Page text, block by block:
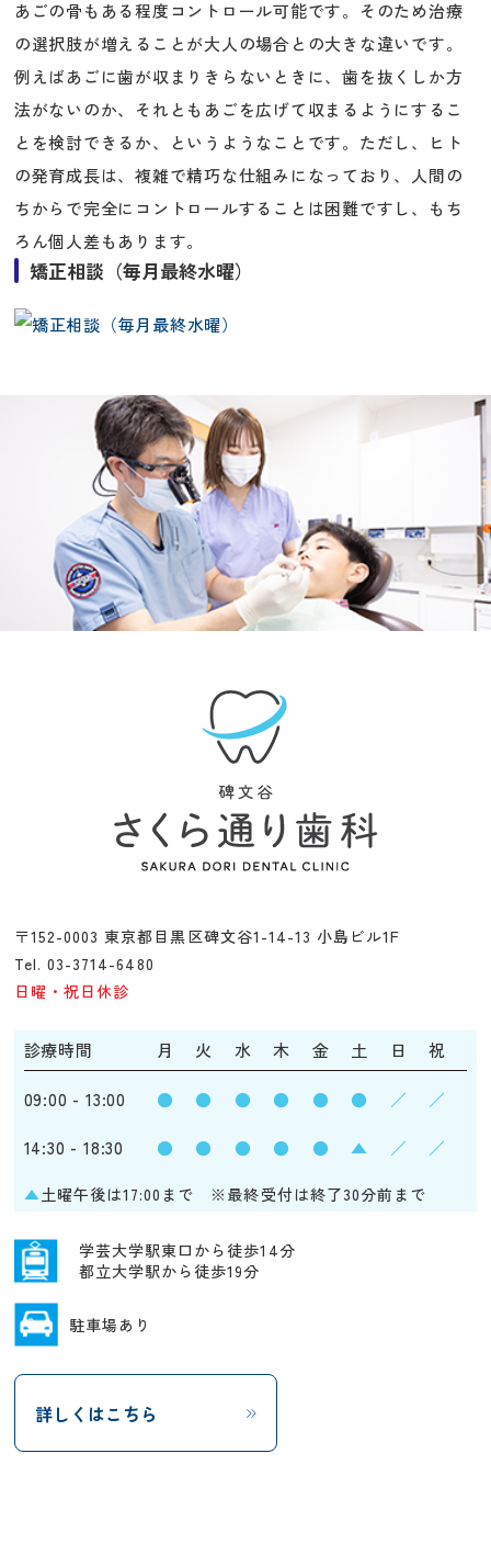
あごの骨もある程度コントロール可能です。そのため治療
の選択肢が増えることが大人の場合との大きな違いです。
例えばあごに歯が収まりきらないときに、歯を抜くしか方
法がないのか、それともあごを広げて収まるようにするこ
とを検討できるか、というようなことです。ただし、ヒト
の発育成長は、複雑で精巧な仕組みになっており、人間の
ちからで完全にコントロールすることは困難ですし、もち
ろん個人差もあります。
矯正相談（毎月最終水曜）
〒152-0003 東京都目黒区碑文谷1-14-13 小島ビル1F
Tel. 03-3714-6480
日曜・祝日休診
診療時間 月 火 水 木 金 土 日 祝
09:00 - 13:00 ● ● ● ● ● ● ／ ／
14:30 - 18:30 ● ● ● ● ● ▲ ／ ／
▲土曜午後は17:00まで ※最終受付は終了30分前まで
学芸大学駅東口から徒歩14分
都立大学駅から徒歩19分
駐車場あり
詳しくはこちら